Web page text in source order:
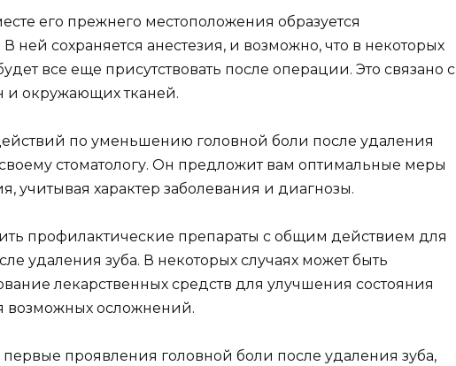
его прежнего местоположения образуется
ней сохраняется анестезия, и возможно, что в некоторых
все еще присутствовать после операции. Это связано с
и окружающих тканей.
по уменьшению головной боли после удаления
стоматологу. Он предложит вам оптимальные меры
учитывая характер заболевания и диагнозы.
профилактические препараты с общим действием для
удаления зуба. В некоторых случаях может быть
лекарственных средств для улучшения состояния
возможных осложнений.
проявления головной боли после удаления зуба,